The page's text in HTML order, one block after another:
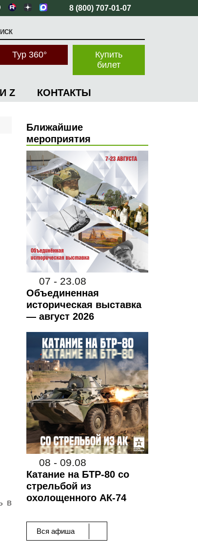
8 (800) 707-01-07
Купить
билет
Тур 360°
Z КОНТАКТЫ
в
Ближайшие
мероприятия
07 - 23.08
Объединенная
историческая выставка
— август 2026
08 - 09.08
Катание на БТР-80 со
стрельбой из
охолощенного АК-74
Вся афиша